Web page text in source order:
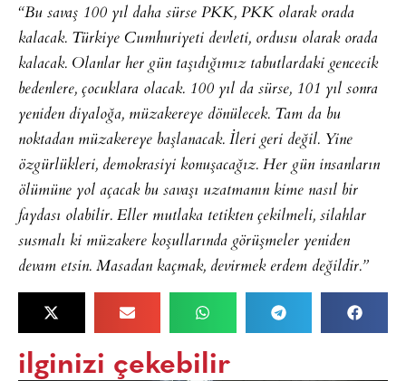
“Bu savaş 100 yıl daha sürse PKK, PKK olarak orada
kalacak. Türkiye Cumhuriyeti devleti, ordusu olarak orada
kalacak. Olanlar her gün taşıdığımız tabutlardaki gencecik
bedenlere, çocuklara olacak. 100 yıl da sürse, 101 yıl sonra
yeniden diyaloğa, müzakereye dönülecek. Tam da bu
noktadan müzakereye başlanacak. İleri geri değil. Yine
özgürlükleri, demokrasiyi konuşacağız. Her gün insanların
ölümüne yol açacak bu savaşı uzatmanın kime nasıl bir
faydası olabilir. Eller mutlaka tetikten çekilmeli, silahlar
susmalı ki müzakere koşullarında görüşmeler yeniden
devam etsin. Masadan kaçmak, devirmek erdem değildir.”
ilginizi çekebilir